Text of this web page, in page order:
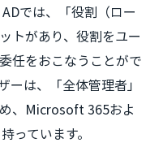
では、「役割（ロー
トがあり、役割をユー
任をおこなうことがで
ーは、「全体管理者」
、Microsoft 365およ
っています。